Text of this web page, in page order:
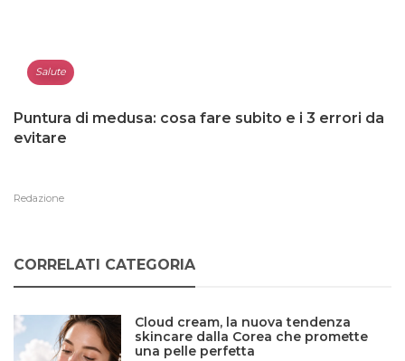
Salute
Puntura di medusa: cosa fare subito e i 3 errori da
evitare
Redazione
CORRELATI CATEGORIA
Cloud cream, la nuova tendenza
skincare dalla Corea che promette
una pelle perfetta